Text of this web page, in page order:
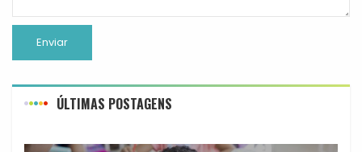
ÚLTIMAS POSTAGENS